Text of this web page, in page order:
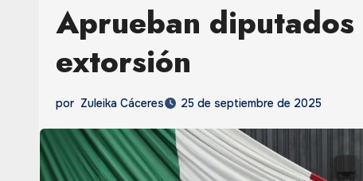
Aprueban
extorsión
por Zuleika Cáceres 25 de septiembre de 2025